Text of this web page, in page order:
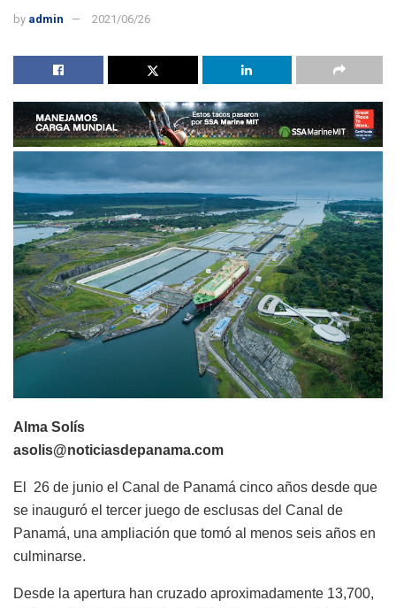
by admin 2021/06/26
Alma Solís
asolis@noticiasdepanama.com
El 26 de junio el Canal de Panamá cinco años desde que
se inauguró el tercer juego de esclusas del Canal de
Panamá, una ampliación que tomó al menos seis años en
culminarse.
Desde la apertura han cruzado aproximadamente 13,700,